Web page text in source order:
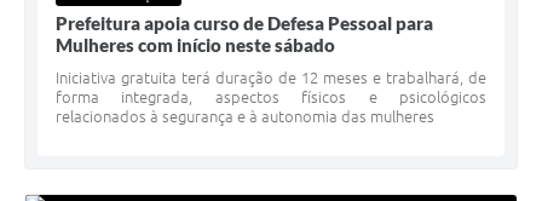
Prefeitura apoia curso de Defesa Pessoal para
Mulheres com início neste sábado
Iniciativa gratuita terá duração de 12 meses e trabalhará, de
forma integrada, aspectos físicos e psicológicos
relacionados à segurança e à autonomia das mulheres